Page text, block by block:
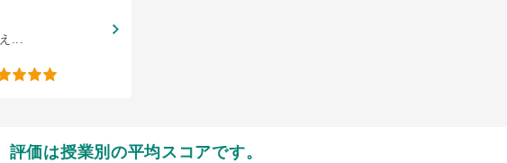
...
評価は授業別の平均スコアです。